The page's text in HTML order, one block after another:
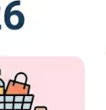
basilic
avis !
non
Vous
à droite